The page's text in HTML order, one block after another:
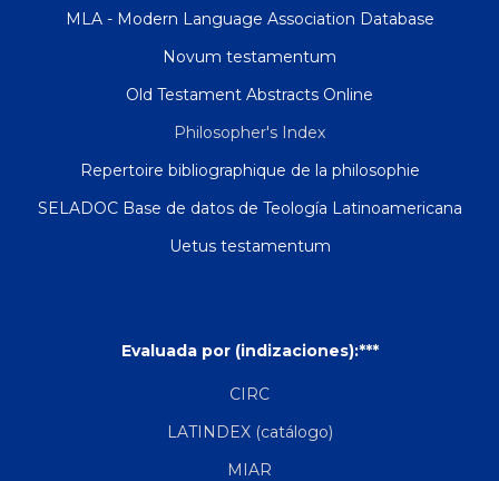
MLA - Modern Language Association Database
Novum testamentum
Old Testament Abstracts Online
Philosopher's Index
Repertoire bibliographique de la philosophie
SELADOC Base de datos de Teología Latinoamericana
Uetus testamentum
Evaluada por (indizaciones):***
CIRC
LATINDEX (catálogo)
MIAR